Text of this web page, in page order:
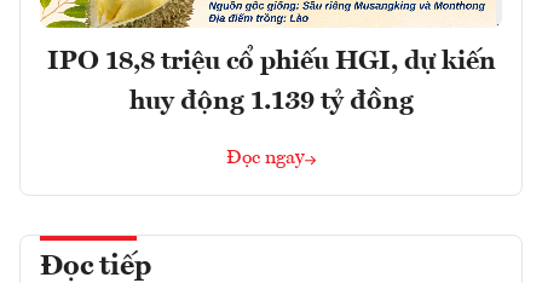
IPO 18,8 triệu cổ phiếu HGI, dự kiến
huy động 1.139 tỷ đồng
Đọc ngay
Đọc tiếp